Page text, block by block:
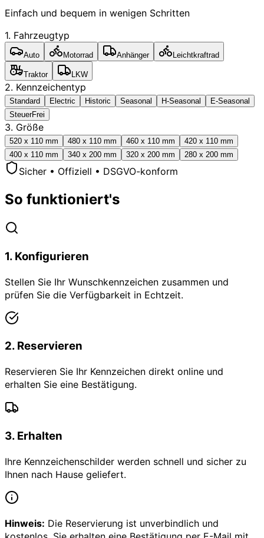
Einfach und bequem in wenigen Schritten
1. Fahrzeugtyp
Auto Motorrad Anhänger Leichtkraftrad
Traktor LKW
2. Kennzeichentyp
Standard Electric Historic Seasonal H-Seasonal
E-Seasonal
SteuerFrei
3. Größe
520 x 110 mm 480 x 110 mm 460 x 110 mm
420 x 110 mm
400 x 110 mm
340 x 200 mm 320 x 200 mm 280 x 200 mm
Sicher • Offiziell • DSGVO-konform
So funktioniert's
1. Konfigurieren
Stellen Sie Ihr Wunschkennzeichen zusammen und
prüfen Sie die Verfügbarkeit in Echtzeit.
2. Reservieren
Reservieren Sie Ihr Kennzeichen direkt online und
erhalten Sie eine Bestätigung.
3. Erhalten
Ihre Kennzeichenschilder werden schnell und sicher zu
Ihnen nach Hause geliefert.
Hinweis: Die Reservierung ist unverbindlich und